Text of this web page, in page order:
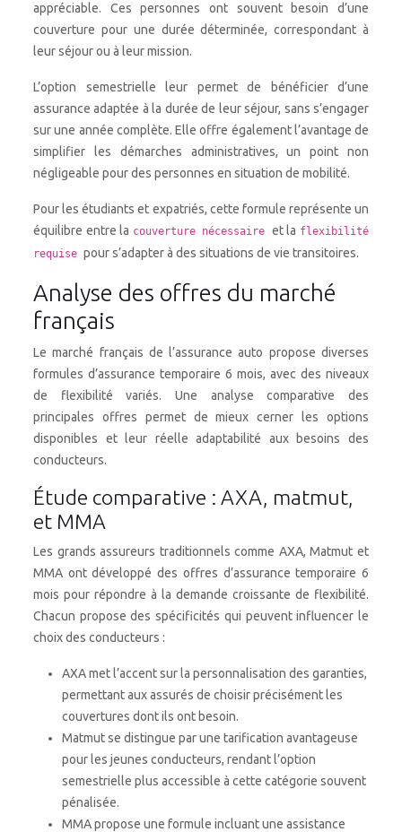
appréciable. Ces personnes ont souvent besoin d’une
couverture pour une durée déterminée, correspondant à
leur séjour ou à leur mission.
L’option semestrielle leur permet de bénéficier d’une
assurance adaptée à la durée de leur séjour, sans s’engager
sur une année complète. Elle offre également l’avantage de
simplifier les démarches administratives, un point non
négligeable pour des personnes en situation de mobilité.
Pour les étudiants et expatriés, cette formule représente un
équilibre entre la couverture nécessaire et la flexibilité
requise pour s’adapter à des situations de vie transitoires.
Analyse des offres du marché
français
Le marché français de l’assurance auto propose diverses
formules d’assurance temporaire 6 mois, avec des niveaux
de flexibilité variés. Une analyse comparative des
principales offres permet de mieux cerner les options
disponibles et leur réelle adaptabilité aux besoins des
conducteurs.
Étude comparative : AXA, matmut,
et MMA
Les grands assureurs traditionnels comme AXA, Matmut et
MMA ont développé des offres d’assurance temporaire 6
mois pour répondre à la demande croissante de flexibilité.
Chacun propose des spécificités qui peuvent influencer le
choix des conducteurs :
AXA met l’accent sur la personnalisation des garanties,
permettant aux assurés de choisir précisément les
couvertures dont ils ont besoin.
Matmut se distingue par une tarification avantageuse
pour les jeunes conducteurs, rendant l’option
semestrielle plus accessible à cette catégorie souvent
pénalisée.
MMA propose une formule incluant une assistance